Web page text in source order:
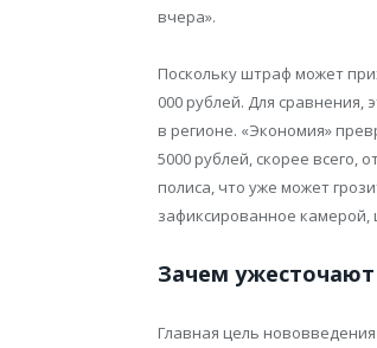
вчера».
Поскольку штраф может
000 рублей. Для сравнения,
в регионе. «Экономия»
5000 рублей, скорее всего,
полиса, что уже может
зафиксированное
Зачем ужесточают
Главная цель